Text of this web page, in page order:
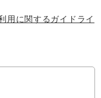
用に関するガイドライ